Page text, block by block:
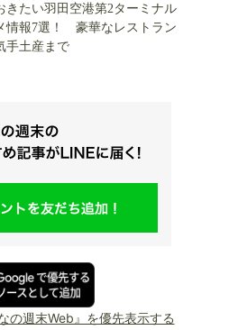
きたい羽田空港第2ターミナル
情報7選！ 豪華なレストラン
手土産まで
の週末Web』を優先表示する